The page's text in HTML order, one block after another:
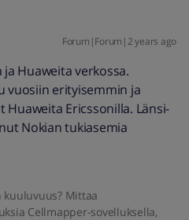
Forum|Forum|2 years ago
Huaweita verkossa.
vuosiin erityisemmin ja
Ericssonilla. Länsi-
Nokian tukiasemia
Mittaa
Cellmapper-sovelluksella,